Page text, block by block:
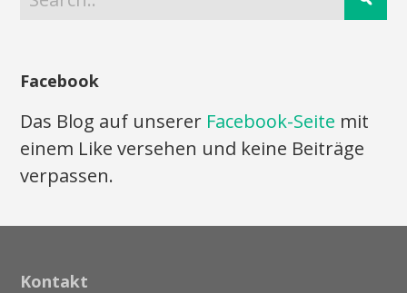
Facebook
Das Blog auf unserer Facebook-Seite mit
einem Like versehen und keine Beiträge
verpassen.
Kontakt